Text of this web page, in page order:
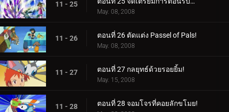
11 - 25
May. 08, 2008
11 - 26 ตอนที่ 26 ตัดแต่ง Passel of Pals!
May. 08, 2008
11 - 27 ตอนที่ 27 กลยุทธ์ด้วยรอยยิ้ม!
May. 15, 2008
11 - 28 ตอนที่ 28 จอมโจรที่คอยลักขโมย!